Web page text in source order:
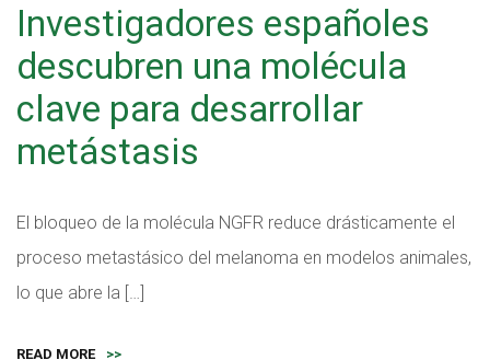
Investigadores españoles
descubren una molécula
clave para desarrollar
metástasis
El bloqueo de la molécula NGFR reduce drásticamente el
proceso metastásico del melanoma en modelos animales,
lo que abre la […]
READ MORE >>